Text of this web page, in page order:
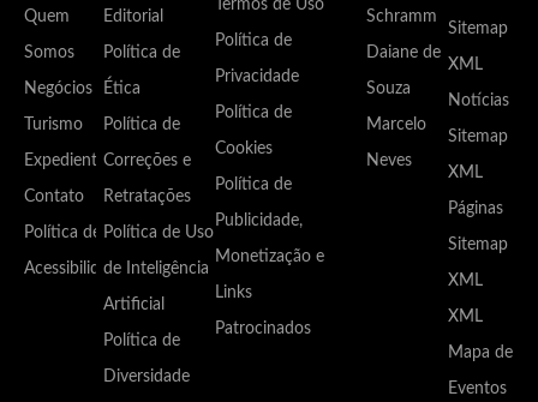
Quem
Somos
Negócios
Turismo
Expediente
Contato
Política de
Acessibilidade
Editorial
Política de
Ética
Política de
Correções e
Retratações
Política de Uso
de Inteligência
Artificial
Política de
Diversidade
Termos de Uso
Política de
Privacidade
Política de
Cookies
Política de
Publicidade,
Monetização e
Links
Patrocinados
Schramm
Daiane de
Souza
Marcelo
Neves
Sitemap
XML
Notícias
Sitemap
XML
Páginas
Sitemap
XML
XML
Mapa de
Eventos